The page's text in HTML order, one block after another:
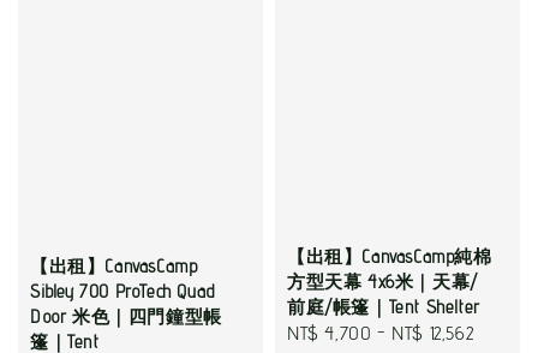
【出租】CanvasCamp
Sibley 700 ProTech Quad
Door 米色｜四門鐘型帳
篷｜Tent
【出租】CanvasCamp純棉
方型天幕 4x6米｜天幕/
前庭/帳篷｜Tent Shelter
Regular
NT$ 4,700 - NT$ 12,562